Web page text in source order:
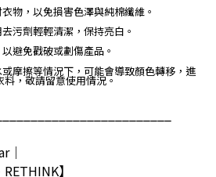
物，以免損害色澤與純棉纖維。
污劑輕輕清潔，保持亮白。
避免戳破或劃傷產品。
摩擦等情況下，可能會導致顏色轉移，進
，敬請留意使用情況。
｜
】